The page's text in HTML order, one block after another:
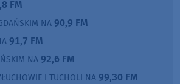
FM
NA 90,9 FM
91,7 FM
NA 92,6 FM
I TUCHOLI NA 99,30 FM